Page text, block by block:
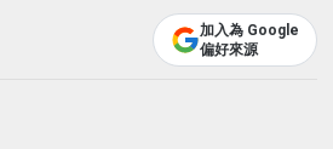
加入為 Google
偏好來源